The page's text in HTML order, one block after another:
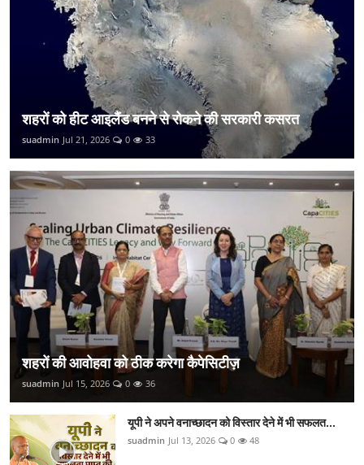
शहरों को हीट आइलैंड बनने से रोकने की सरकारी कसरत
suadmin Jul 21, 2026 0 33
शहरों की आवोहवा को ठीक करेगा कैपेसिटीज़
suadmin Jul 15, 2026 0 36
यूपी ने अपने वनाच्छादन को विस्तार देने में भी सफलत...
suadmin Jul 13, 2026 0 48